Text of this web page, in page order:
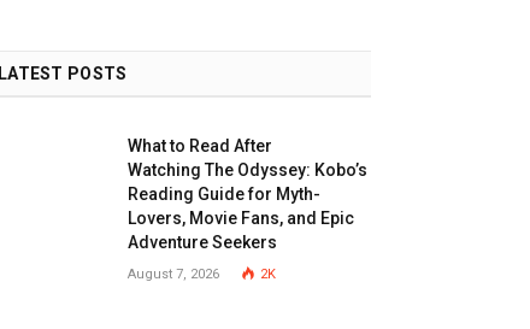
LATEST POSTS
What to Read After
Watching The Odyssey: Kobo’s
Reading Guide for Myth-
Lovers, Movie Fans, and Epic
Adventure Seekers
August 7, 2026 2K